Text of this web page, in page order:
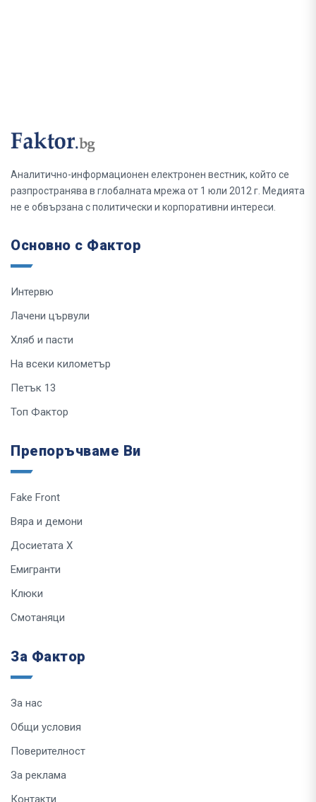
Аналитично-информационен електронен вестник, който се
разпространява в глобалната мрежа от 1 юли 2012 г. Медията
не е обвързана с политически и корпоративни интереси.
Основно с Фактор
Интервю
Лачени цървули
Хляб и пасти
На всеки километър
Петък 13
Топ Фактор
Препоръчваме Ви
Fake Front
Вяра и демони
Досиетата Х
Емигранти
Клюки
Смотаняци
За Фактор
За нас
Общи условия
Поверителност
За реклама
Контакти